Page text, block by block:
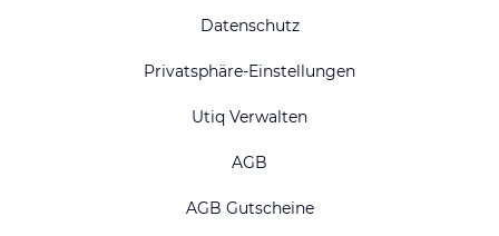
Datenschutz
Privatsphäre-Einstellungen
Utiq Verwalten
AGB
AGB Gutscheine